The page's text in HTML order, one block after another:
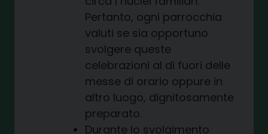
Pertanto, ogni parrocchia
valuti se sia opportuno
svolgere queste
celebrazioni al di fuori delle
messe di orario oppure in
altro luogo, dignitosamente
preparato.
Durante lo svolgimento